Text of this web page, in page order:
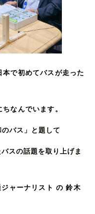
で初めてバスが走った
なんでいます。
のバス」と題して
スの話題を取り上げま
ジャーナリスト の 鈴木